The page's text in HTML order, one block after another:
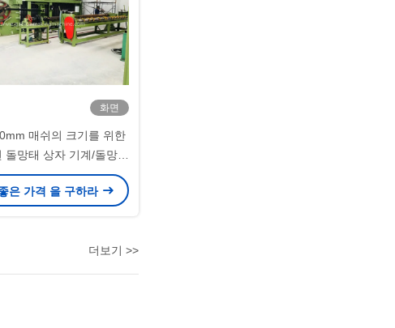
화면
매쉬의 크기를 위한
돌망태 상자 기계/돌망태
바구니 기계
은 가격 을 구하라
더보기 >>